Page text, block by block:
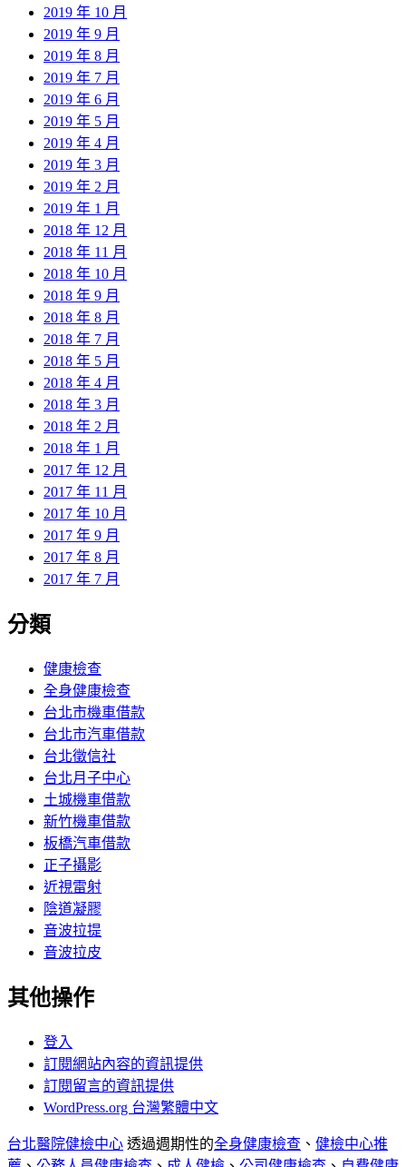
2019 年 10 月
2019 年 9 月
2019 年 8 月
2019 年 7 月
2019 年 6 月
2019 年 5 月
2019 年 4 月
2019 年 3 月
2019 年 2 月
2019 年 1 月
2018 年 12 月
2018 年 11 月
2018 年 10 月
2018 年 9 月
2018 年 8 月
2018 年 7 月
2018 年 5 月
2018 年 4 月
2018 年 3 月
2018 年 2 月
2018 年 1 月
2017 年 12 月
2017 年 11 月
2017 年 10 月
2017 年 9 月
2017 年 8 月
2017 年 7 月
分類
健康檢查
全身健康檢查
台北市機車借款
台北市汽車借款
台北徵信社
台北月子中心
土城機車借款
新竹機車借款
板橋汽車借款
正子攝影
近視雷射
陰道凝膠
音波拉提
音波拉皮
其他操作
登入
訂閱網站內容的資訊提供
訂閱留言的資訊提供
WordPress.org 台灣繁體中文
台北醫院健檢中心 透過週期性的全身健康檢查 、 健檢中心推